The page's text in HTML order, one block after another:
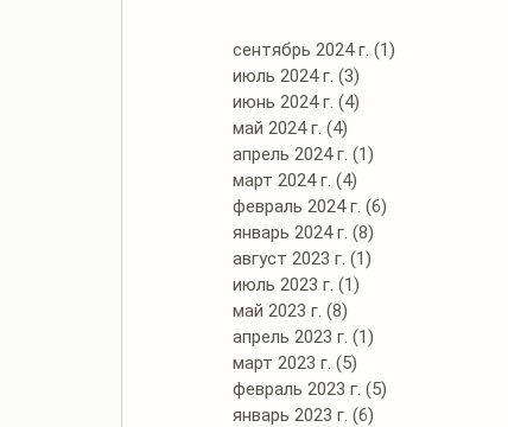
сентябрь 2024 г. (1)
июль 2024 г. (3)
июнь 2024 г. (4)
май 2024 г. (4)
апрель 2024 г. (1)
март 2024 г. (4)
февраль 2024 г. (6)
январь 2024 г. (8)
август 2023 г. (1)
июль 2023 г. (1)
май 2023 г. (8)
апрель 2023 г. (1)
март 2023 г. (5)
февраль 2023 г. (5)
январь 2023 г. (6)